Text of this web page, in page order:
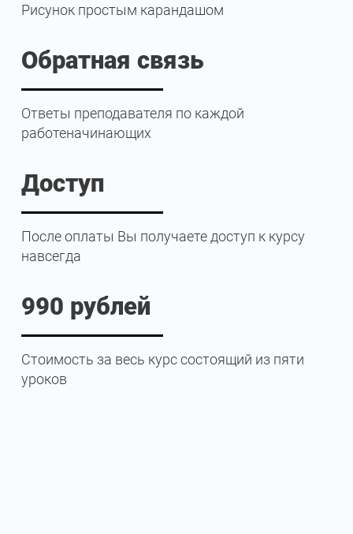
Рисунок простым карандашом
Обратная связь
Ответы преподавателя по каждой
работеначинающих
Доступ
После оплаты Вы получаете доступ к курсу
навсегда
990 рублей
Стоимость за весь курс состоящий из пяти
уроков